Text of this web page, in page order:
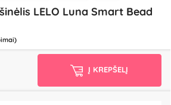
LELO Luna Smart Bead
Į KREPŠELĮ